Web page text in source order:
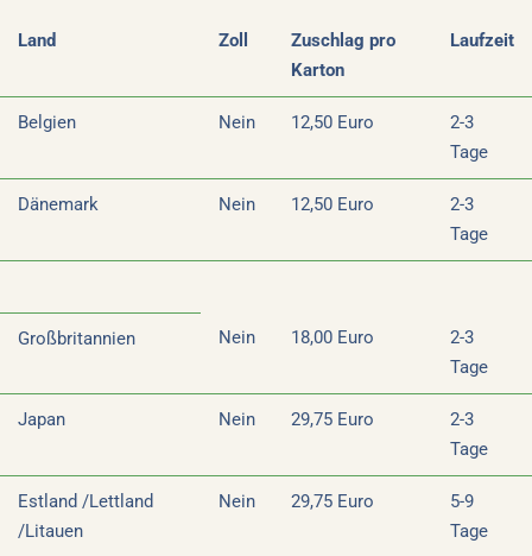
Land Zoll
Zuschlag pro
Karton
Laufzeit
Belgien Nein 12,50 Euro
2-3
Tage
Dänemark Nein 12,50 Euro
2-3
Tage
Großbritannien Nein 18,00 Euro
2-3
Tage
Japan Nein 29,75 Euro
2-3
Tage
Estland /Lettland
/Litauen
Nein 29,75 Euro
5-9
Tage